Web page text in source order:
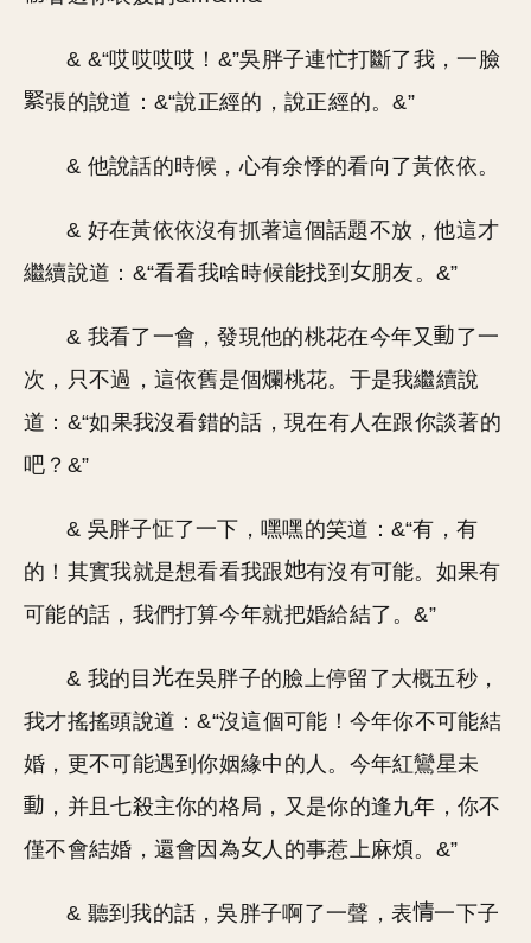
& &“哎哎哎哎！&”吳胖子連忙打斷了我，一臉
張的說道：&“說正經的，說正經的。&”
& 他說話的時候，心有余悸的看向了黃依依。
& 好在黃依依沒有抓著這個話題不放，他這才
繼續說道：&“看看我啥時候能找到
朋友。&”
& 我看了一會，發現他的桃花在今年又
了一
次，只不過，這依舊是個爛桃花。于是我繼續說
道：&“如果我沒看錯的話，現在有人在跟你談著的
吧？&”
& 吳胖子怔了一下，嘿嘿的笑道：&“有，有
的！其實我就是想看看我跟
有沒有可能。如果有
可能的話，我們打算今年就把婚給結了。&”
& 我的目
在吳胖子的臉上停留了大概五秒，
我才搖搖頭說道：&“沒這個可能！今年你不可能結
婚，更不可能遇到你姻緣中的人。今年紅鸞星未
，并且七殺主你的格局，又是你的逢九年，你不
僅不會結婚，還會因為
人的事惹上麻煩。&”
& 聽到我的話，吳胖子啊了一聲，表
一下子